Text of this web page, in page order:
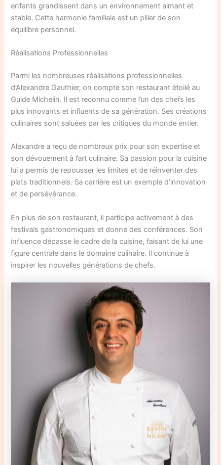
enfants grandissent dans un environnement aimant et
stable. Cette harmonie familiale est un pilier de son
équilibre personnel.
Réalisations Professionnelles
Parmi les nombreuses réalisations professionnelles
d’Alexandre Gauthier, on compte son restaurant étoilé au
Guide Michelin. Il est reconnu comme l’un des chefs les
plus innovants et influents de sa génération. Ses créations
culinaires sont saluées par les critiques du monde entier.
Alexandre a reçu de nombreux prix pour son expertise et
son dévouement à l’art culinaire. Sa passion pour la cuisine
lui a permis de repousser les limites et de réinventer des
plats traditionnels. Sa carrière est un exemple d’innovation
et de persévérance.
En plus de son restaurant, il participe activement à des
festivals gastronomiques et donne des conférences. Son
influence dépasse le cadre de la cuisine, faisant de lui une
figure centrale dans le domaine culinaire. Il continue à
inspirer les nouvelles générations de chefs.